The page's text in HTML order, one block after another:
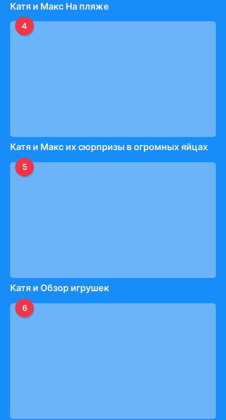
Катя и Maкс На пляже
4
Катя и Макс их сюрпризы в огромных яйцах
5
Катя и Обзор игрушек
6